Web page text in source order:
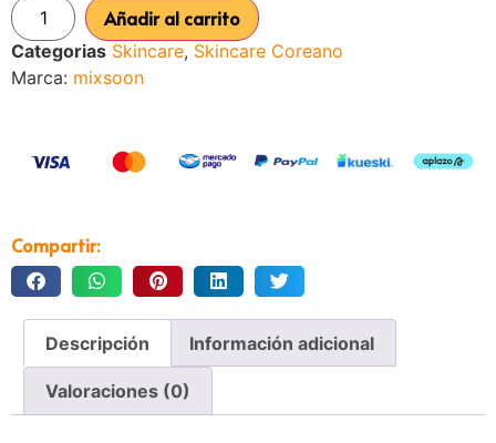
Añadir al carrito
Categorias Skincare, Skincare Coreano
Marca: mixsoon
Compartir:
Descripción Información adicional
Valoraciones (0)